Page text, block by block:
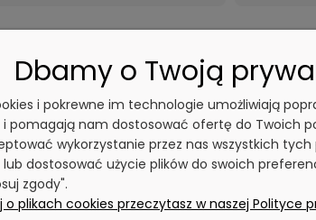
PARASOL OGRODOWY FLOKS
CIEMNOSZARY
ZESTAW
Dbamy o Twoją
i pokrewne im technologie umożliwiają
pomagają nam dostosować ofertę do Twoich
wykorzystanie przez nas wszystkich tych
lub dostosować użycie plików do swoich
zgody".
o plikach cookies przeczytasz w naszej Polityce